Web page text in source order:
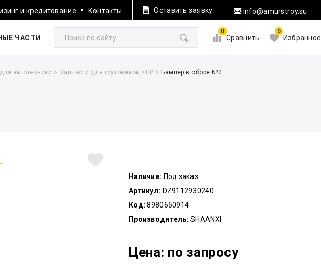
и кредитование Контакты Оставить заявку info@amurstroy.su
ЧАСТИ
0
Сравнить
0
Избранное
автотехники > Запчасти для грузовиков КНР > Бампер в сборе №2
Наличие: Под заказ
Артикул: DZ9112930240
Код: 8980650914
Производитель: SHAANXI
Цена: по запросу